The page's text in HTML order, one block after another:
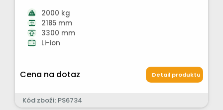
2000 kg
2185 mm
3300 mm
Li-ion
Cena na dotaz Detail produktu
Kód zboží: PS6734